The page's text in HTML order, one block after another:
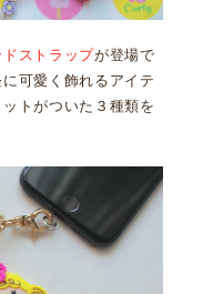
ドストラップが登場で
可愛く飾れるアイテ
トがついた３種類を